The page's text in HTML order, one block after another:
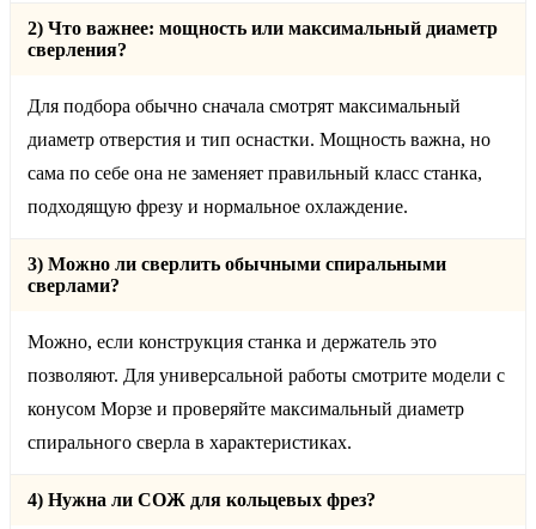
2) Что важнее: мощность или максимальный диаметр
сверления?
Для подбора обычно сначала смотрят максимальный
диаметр отверстия и тип оснастки. Мощность важна, но
сама по себе она не заменяет правильный класс станка,
подходящую фрезу и нормальное охлаждение.
3) Можно ли сверлить обычными спиральными
сверлами?
Можно, если конструкция станка и держатель это
позволяют. Для универсальной работы смотрите модели с
конусом Морзе и проверяйте максимальный диаметр
спирального сверла в характеристиках.
4) Нужна ли СОЖ для кольцевых фрез?